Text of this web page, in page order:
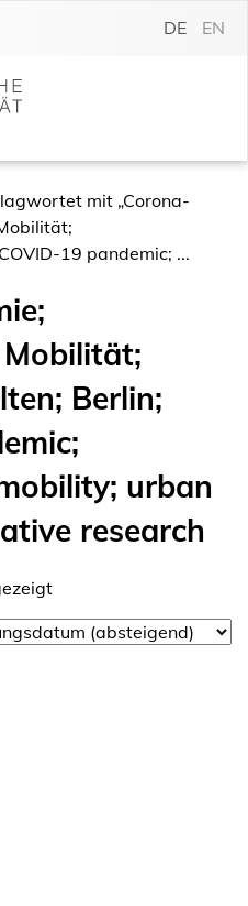
DE EN
mit „Corona-
19 pandemic; ...
Berlin;
urban
research